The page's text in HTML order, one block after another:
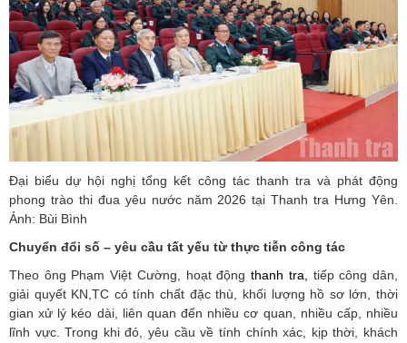
Đại biểu dự hội nghị tổng kết công tác thanh tra và phát động
phong trào thi đua yêu nước năm 2026 tại Thanh tra Hưng Yên.
Ảnh: Bùi Bình
Chuyển đổi số – yêu cầu tất yếu từ thực tiễn công tác
Theo ông Phạm Việt Cường, hoạt độngthanh tra, tiếp công dân,
giải quyết KN,TC có tính chất đặc thù, khối lượng hồ sơ lớn, thời
gian xử lý kéo dài, liên quan đến nhiều cơ quan, nhiều cấp, nhiều
lĩnh vực. Trong khi đó, yêu cầu về tính chính xác, kịp thời, khách